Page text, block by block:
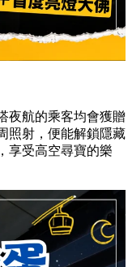
夜航的乘客均會獲贈
照射，便能解鎖隱藏
享受高空尋寶的樂